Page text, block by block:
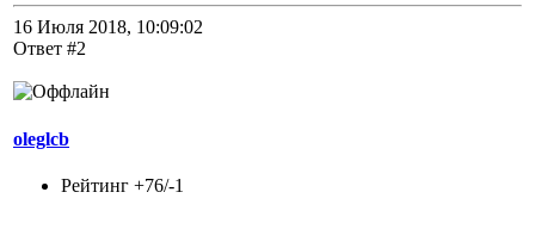
16 Июля 2018, 10:09:02
Ответ #2
oleglcb
Рейтинг +76/-1